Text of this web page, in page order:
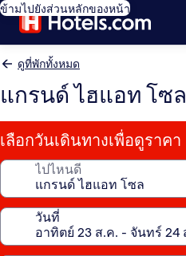
ข้ามไปยังส่วนหลักของหน้า
ดูที่พักทั้งหมด
แกรนด์ ไฮแอท โซล
เลือกวันเดินทางเพื่อดูราคา
ไปไหนดี
วันที่